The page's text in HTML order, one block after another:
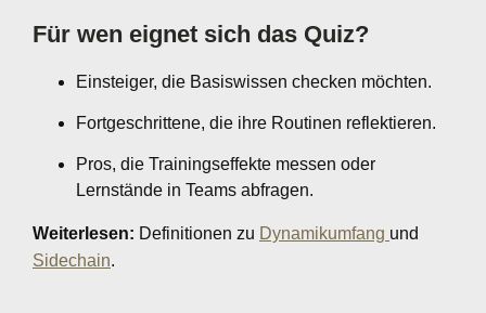
Für wen eignet sich das Quiz?
Einsteiger, die Basiswissen checken möchten.
Fortgeschrittene, die ihre Routinen reflektieren.
Pros, die Trainingseffekte messen oder
Lernstände in Teams abfragen.
Weiterlesen: Definitionen zu Dynamikumfang und
Sidechain.